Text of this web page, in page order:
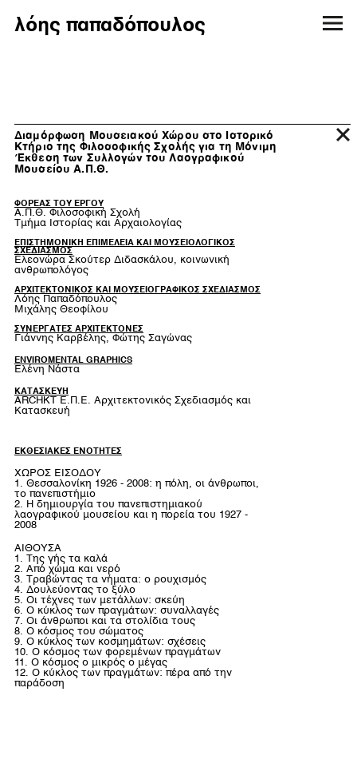
λόης παπαδόπουλος
Διαμόρφωση Μουσειακού Χώρου στο Ιστορικό
Κτήριο της Φιλοσοφικής Σχολής για τη Μόνιμη
Έκθεση των Συλλογών του Λαογραφικού
Μουσείου Α.Π.Θ.
ΦΟΡΕΑΣ ΤΟΥ ΕΡΓΟΥ
A.Π.Θ. Φιλοσοφική Σχολή
Τμήμα Ιστορίας και Αρχαιολογίας
ΕΠΙΣΤΗΜΟΝΙΚΗ ΕΠΙΜΕΛΕΙΑ ΚΑΙ ΜΟΥΣΕΙΟΛΟΓΙΚΟΣ
ΣΧΕΔΙΑΣΜΟΣ
Ελεονώρα Σκούτερ Διδασκάλου, κοινωνική
ανθρωπολόγος
ΑΡΧΙΤΕΚΤΟΝΙΚΟΣ ΚΑΙ ΜΟΥΣΕΙΟΓΡΑΦΙΚΟΣ ΣΧΕΔΙΑΣΜΟΣ
Λόης Παπαδόπουλος
Μιχάλης Θεοφίλου
ΣΥΝΕΡΓΑΤΕΣ ΑΡΧΙΤΕΚΤΟΝΕΣ
Γιάννης Καρβέλης, Φώτης Σαγώνας
ENVIROMENTAL GRAPHICS
Ελένη Νάστα­­
ΚΑΤΑΣΚΕΥΗ
ARCHKT Ε.Π.Ε. Αρχιτεκτονικός Σχεδιασμός και
Κατασκευή
ΕΚΘΕΣΙΑΚΕΣ ΕΝΟΤΗΤΕΣ
ΧΩΡΟΣ ΕΙΣΟΔΟΥ
1. Θεσσαλονίκη 1926 - 2008: η πόλη, οι άνθρωποι,
το πανεπιστήμιο
2. Η δημιουργία του πανεπιστημιακού
λαογραφικού μουσείου και η πορεία του 1927 -
2008
ΑΙΘΟΥΣΑ
1. Της γής τα καλά
2. Από χώμα και νερό
3. Τραβώντας τα νήματα: ο ρουχισμός
4. Δουλεύοντας το ξύλο
5. Οι τέχνες των μετάλλων: σκεύη
6. Ο κύκλος των πραγμάτων: συναλλαγές
7. Οι άνθρωποι και τα στολίδια τους
8. Ο κόσμος του σώματος
9. Ο κύκλος των κοσμημάτων: σχέσεις
10. Ο κόσμος των φορεμένων πραγμάτων
11. Ο κόσμος ο μικρός ο μέγας
12. Ο κύκλος των πραγμάτων: πέρα από την
παράδοση